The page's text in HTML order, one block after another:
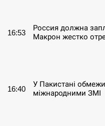
16:53
Россия должна
Макрон жестко
16:40
У Пакистані
міжнародними ЗМІ